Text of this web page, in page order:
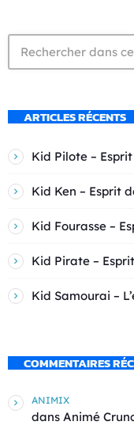
ARTICLES RÉCENTS
Kid Pilote –
Kid Ken – Esprit
Kid Fourasse –
Kid Pirate –
Kid Samourai –
COMMENTAIRES
ANIMIX
dans Animé